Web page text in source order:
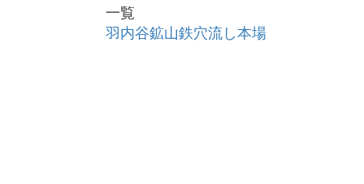
一覧
羽内谷鉱山鉄穴流し本場